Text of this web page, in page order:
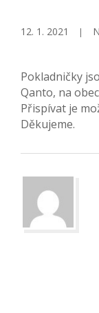
12. 1. 2021
Pokladničky
Qanto, na
Přispívat je
Děkujeme.